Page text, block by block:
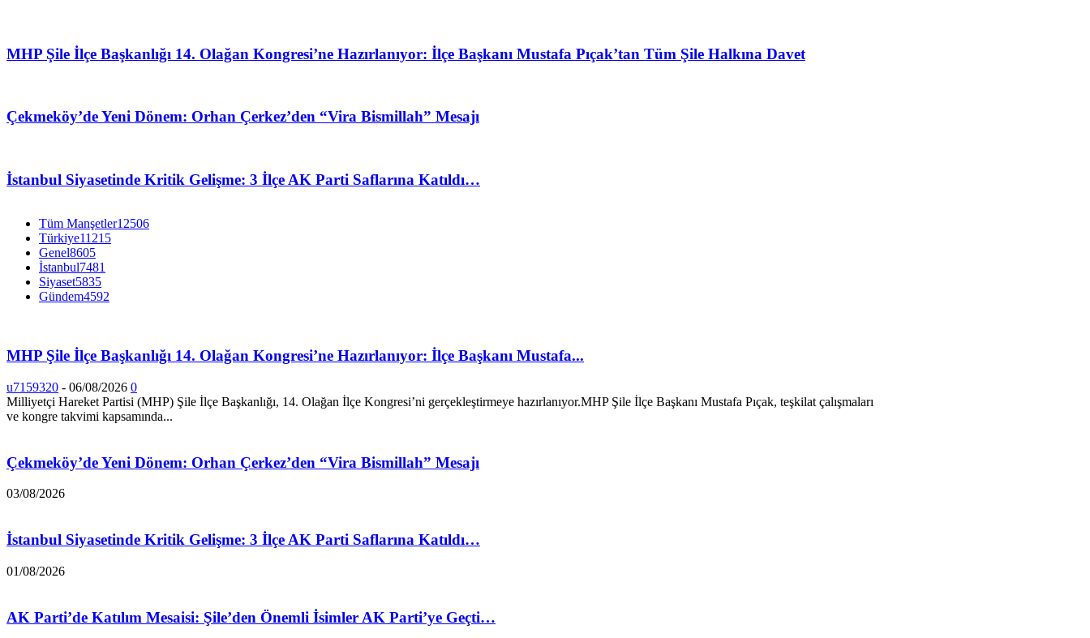
MHP Şile İlçe Başkanlığı 14. Olağan Kongresi’ne Hazırlanıyor: İlçe Başkanı Mustafa Pıçak’tan Tüm Şile Halkına Davet
Çekmeköy’de Yeni Dönem: Orhan Çerkez’den “Vira Bismillah” Mesajı
İstanbul Siyasetinde Kritik Gelişme: 3 İlçe AK Parti Saflarına Katıldı…
Tüm Manşetler12506
Türkiye11215
Genel8605
İstanbul7481
Siyaset5835
Gündem4592
MHP Şile İlçe Başkanlığı 14. Olağan Kongresi’ne Hazırlanıyor: İlçe Başkanı Mustafa...
u7159320 - 06/08/2026 0
Milliyetçi Hareket Partisi (MHP) Şile İlçe Başkanlığı, 14. Olağan İlçe Kongresi’ni gerçekleştirmeye hazırlanıyor. ​MHP Şile İlçe Başkanı Mustafa Pıçak, teşkilat çalışmaları
ve kongre takvimi kapsamında...
Çekmeköy’de Yeni Dönem: Orhan Çerkez’den “Vira Bismillah” Mesajı
03/08/2026
İstanbul Siyasetinde Kritik Gelişme: 3 İlçe AK Parti Saflarına Katıldı…
01/08/2026
AK Parti’de Katılım Mesaisi: Şile’den Önemli İsimler AK Parti’ye Geçti…